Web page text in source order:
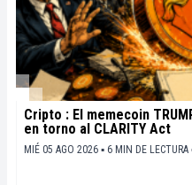
Cripto : El memecoin
en torno al CLARITY Act
MIÉ 05 AGO 2026 ▪ 6 MIN DE LECTURA